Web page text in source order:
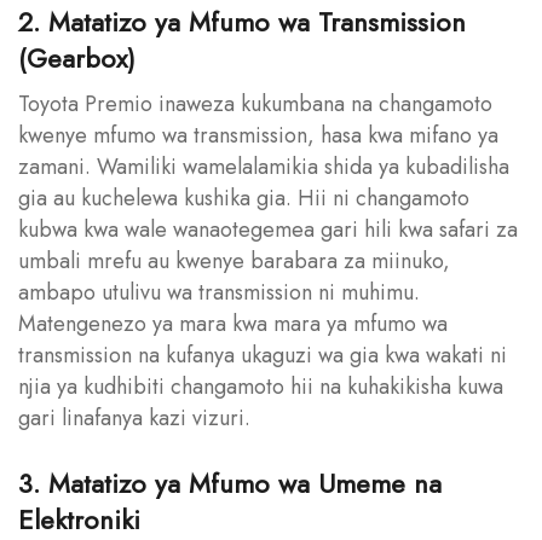
2. Matatizo ya Mfumo wa Transmission
(Gearbox)
Toyota Premio inaweza kukumbana na changamoto
kwenye mfumo wa transmission, hasa kwa mifano ya
zamani. Wamiliki wamelalamikia shida ya kubadilisha
gia au kuchelewa kushika gia. Hii ni changamoto
kubwa kwa wale wanaotegemea gari hili kwa safari za
umbali mrefu au kwenye barabara za miinuko,
ambapo utulivu wa transmission ni muhimu.
Matengenezo ya mara kwa mara ya mfumo wa
transmission na kufanya ukaguzi wa gia kwa wakati ni
njia ya kudhibiti changamoto hii na kuhakikisha kuwa
gari linafanya kazi vizuri.
3. Matatizo ya Mfumo wa Umeme na
Elektroniki